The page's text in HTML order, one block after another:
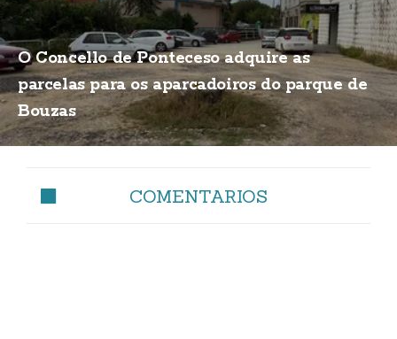
O Concello de Ponteceso adquire as
parcelas para os aparcadoiros do parque de
Bouzas
COMENTARIOS